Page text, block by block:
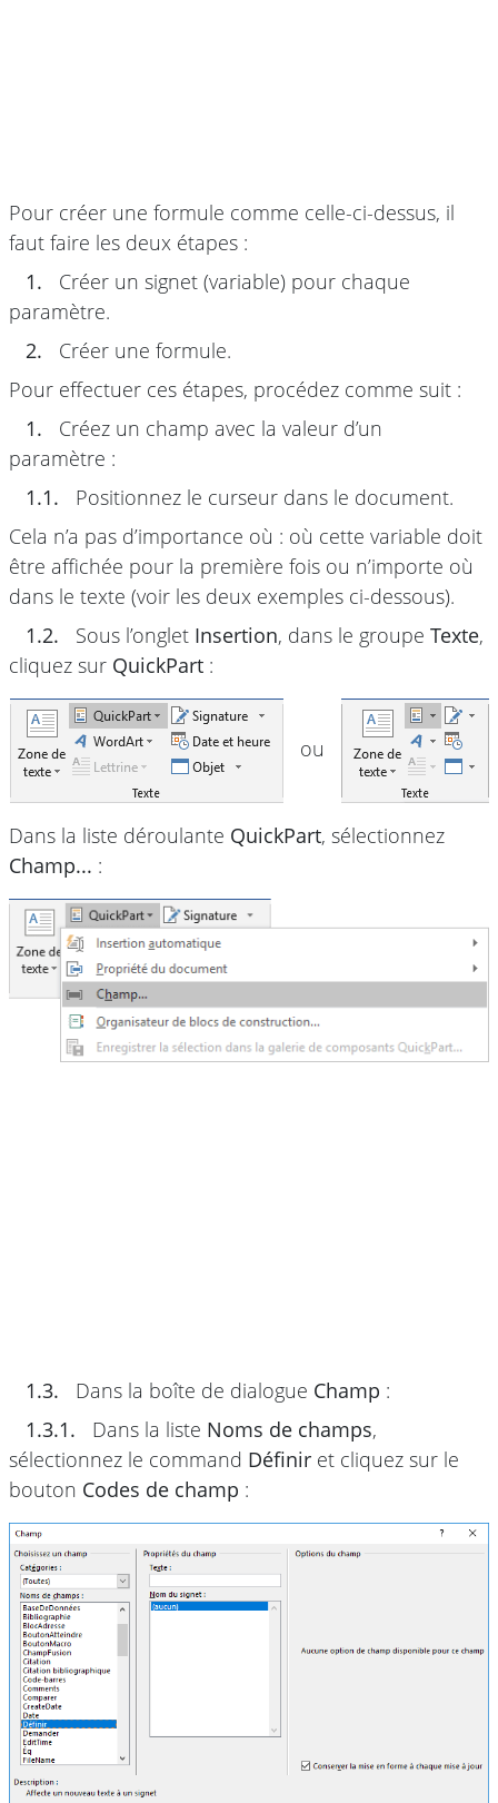
Pour créer une formule comme celle-ci-dessus, il
faut faire les deux étapes :
1.
Créer un signet (variable) pour chaque
paramètre.
2.
Créer une formule.
Pour effectuer ces étapes, procédez comme suit :
1.
Créez un champ avec la valeur d’un
paramètre :
1.1.
Positionnez le curseur dans le document.
Cela n’a pas d’importance où : où cette variable doit
être affichée pour la première fois ou n’importe où
dans le texte (voir les deux exemples ci-dessous).
1.2.
Sous l’onglet Insertion, dans le groupe Texte,
cliquez sur QuickPart :
ou
Dans la liste déroulante QuickPart, sélectionnez
Champ... :
1.3. Dans la boîte de dialogue Champ :
1.3.1.
Dans la liste Noms de champs,
sélectionnez le command Définir et cliquez sur le
bouton Codes de champ :